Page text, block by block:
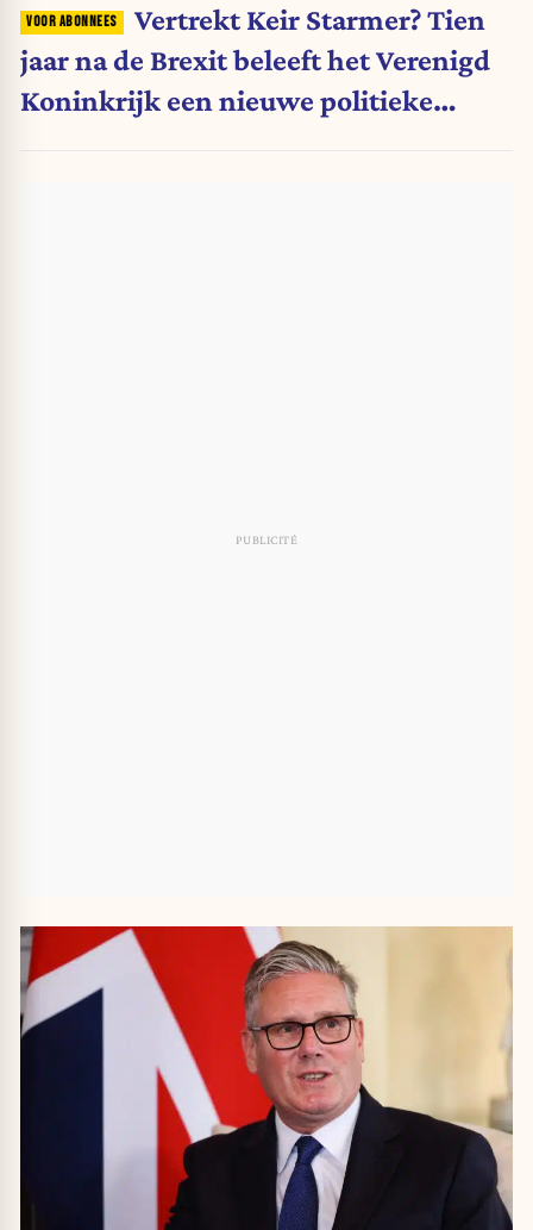
Vertrekt Keir Starmer? Tien
jaar na de Brexit beleeft het Verenigd
Koninkrijk een nieuwe politieke